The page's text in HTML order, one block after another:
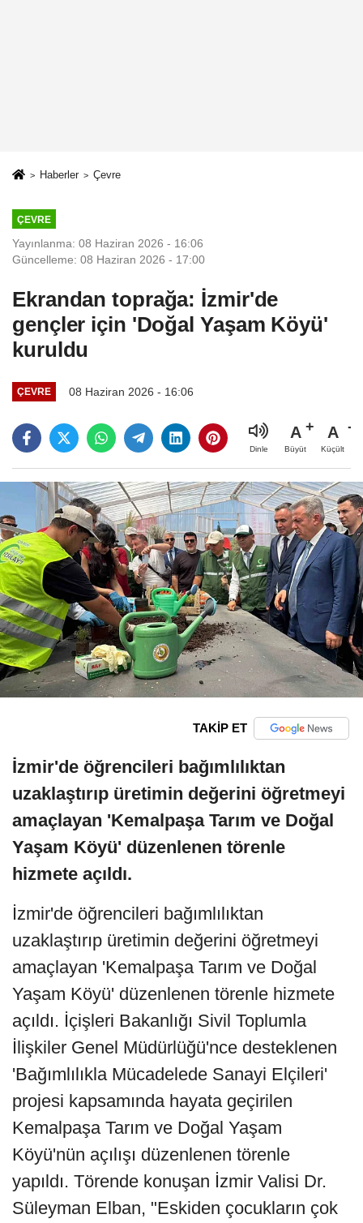
Haberler Çevre
ÇEVRE
Yayınlanma: 08 Haziran 2026 - 16:06
Güncelleme: 08 Haziran 2026 - 17:00
Ekrandan toprağa: İzmir'de
gençler için 'Doğal Yaşam Köyü'
kuruldu
ÇEVRE 08 Haziran 2026 - 16:06
Dinle
A
Büyüt
A
Küçült
TAKİP ET
İzmir'de öğrencileri bağımlılıktan
uzaklaştırıp üretimin değerini öğretmeyi
amaçlayan 'Kemalpaşa Tarım ve Doğal
Yaşam Köyü' düzenlenen törenle
hizmete açıldı.
İzmir'de öğrencileri bağımlılıktan
uzaklaştırıp üretimin değerini öğretmeyi
amaçlayan 'Kemalpaşa Tarım ve Doğal
Yaşam Köyü' düzenlenen törenle hizmete
açıldı. İçişleri Bakanlığı Sivil Toplumla
İlişkiler Genel Müdürlüğü'nce desteklenen
'Bağımlılıkla Mücadelede Sanayi Elçileri'
projesi kapsamında hayata geçirilen
Kemalpaşa Tarım ve Doğal Yaşam
Köyü'nün açılışı düzenlenen törenle
yapıldı. Törende konuşan İzmir Valisi Dr.
Süleyman Elban, "Eskiden çocukların çok